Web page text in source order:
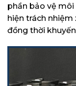
phần bảo vệ
hiện trách nhiệm
đồng thời